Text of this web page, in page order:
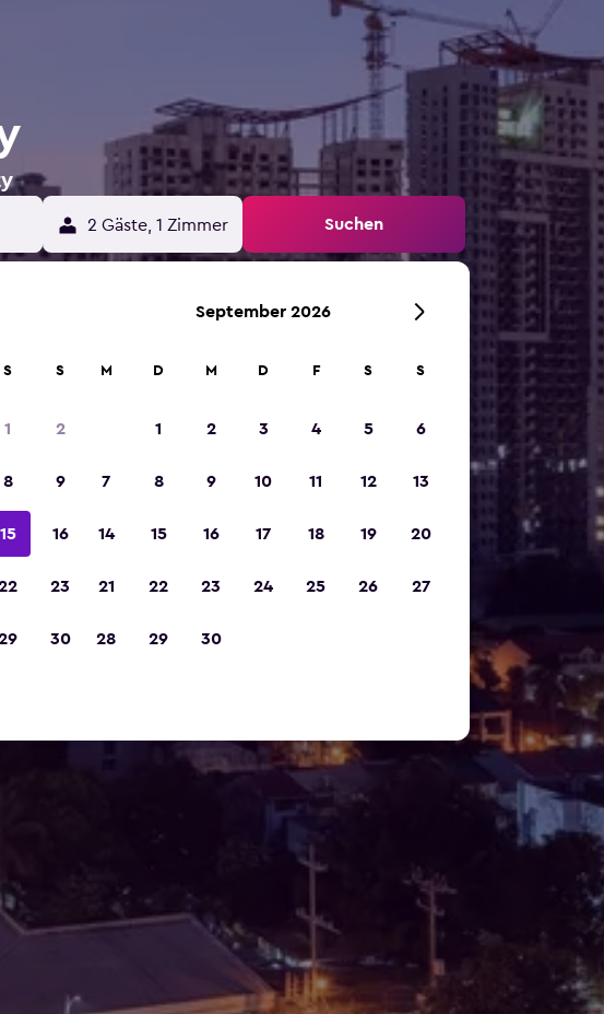
2 Gäste, 1 Zimmer Suchen
S S
1 2
8 9
15 16
23
30
September 2026
M D M D F S S
1 2 3 4 5 6
7 8 9 10 11 12 13
14 15 16 17 18 19 20
21 22 23 24 25 26 27
28 29 30